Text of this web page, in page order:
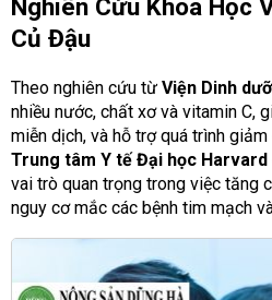
Nghiên Cứu Khoa Học
Củ Đậu
Theo nghiên cứu từ Viện Dinh
nhiều nước, chất xơ và vitamin C,
miễn dịch, và hỗ trợ quá trình
Trung tâm Y tế Đại học Harvard
vai trò quan trọng trong việc tăng
nguy cơ mắc các bệnh tim mạch